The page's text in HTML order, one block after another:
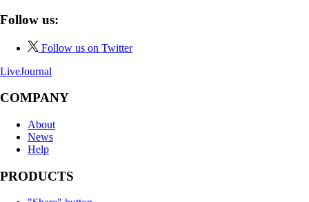
Follow us:
Follow us on Twitter
LiveJournal
COMPANY
About
News
Help
PRODUCTS